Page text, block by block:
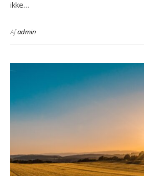
ikke…
Afadmin